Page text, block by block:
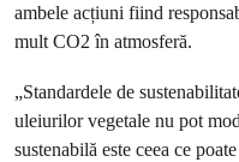
ambele acțiuni fiind
mult CO2 în atmosferă.
„Standardele de
uleiurilor vegetale nu pot
sustenabilă este ceea ce